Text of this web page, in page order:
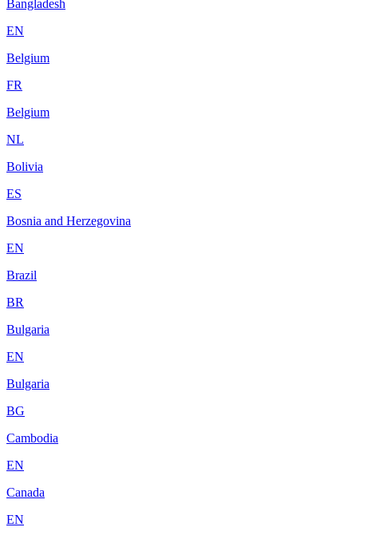
Bangladesh
EN
Belgium
FR
Belgium
NL
Bolivia
ES
Bosnia and Herzegovina
EN
Brazil
BR
Bulgaria
EN
Bulgaria
BG
Cambodia
EN
Canada
EN